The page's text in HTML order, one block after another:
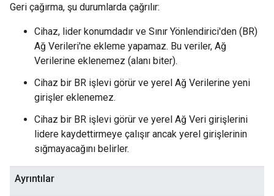
Geri çağırma, şu durumlarda çağrılır:
Cihaz, lider konumdadır ve Sınır Yönlendirici'den (BR)
Ağ Verileri'ne ekleme yapamaz. Bu veriler, Ağ
Verilerine eklenemez (alanı biter).
Cihaz bir BR işlevi görür ve yerel Ağ Verilerine yeni
girişler eklenemez.
Cihaz bir BR işlevi görür ve yerel Ağ Veri girişlerini
lidere kaydettirmeye çalışır ancak yerel girişlerinin
sığmayacağını belirler.
Ayrıntılar